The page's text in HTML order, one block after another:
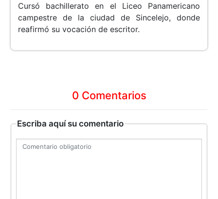
Cursó bachillerato en el Liceo Panamericano
campestre de la ciudad de Sincelejo, donde
reafirmó su vocación de escritor.
0 Comentarios
Escriba aquí su comentario